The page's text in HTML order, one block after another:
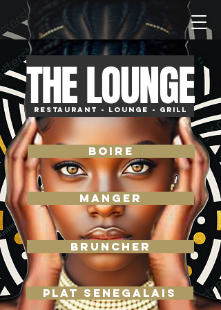
THE LOUNGE
RESTAURANT - LOUNGE - GRILL
BOIRE
MANGER
BRUNCHER
PLAT SENEGALAIS